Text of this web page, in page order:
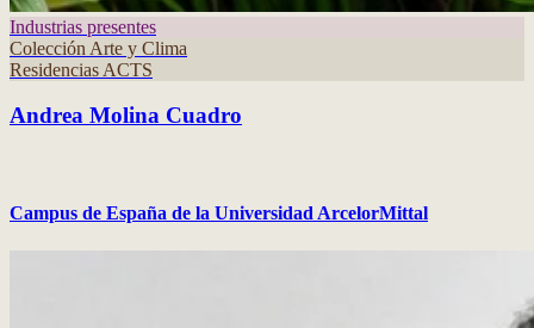
Industrias presentes
Colección Arte y Clima
Residencias ACTS
Andrea Molina Cuadro
Campus de España de la Universidad ArcelorMittal